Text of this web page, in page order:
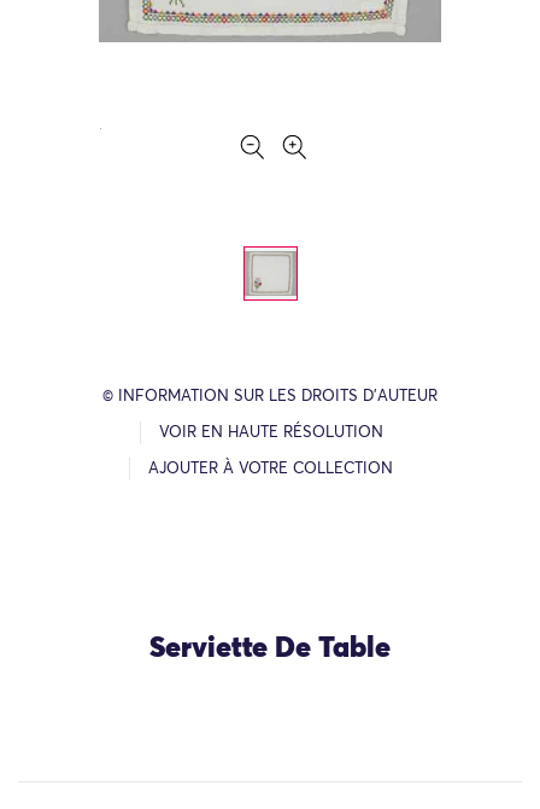
© INFORMATION SUR LES DROITS D’AUTEUR
VOIR EN HAUTE RÉSOLUTION
AJOUTER À VOTRE COLLECTION
Serviette De Table